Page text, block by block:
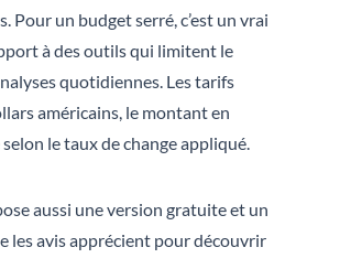
Pour un budget serré, c’est un vrai
à des outils qui limitent le
quotidiennes. Les tarifs
américains, le montant en
le taux de change appliqué.
aussi une version gratuite et un
les avis apprécient pour découvrir